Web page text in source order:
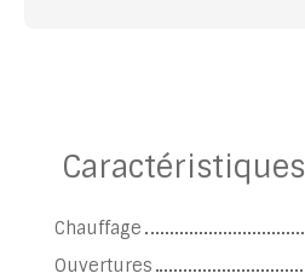
Caractéristiques
Chauffage
Ouvertures